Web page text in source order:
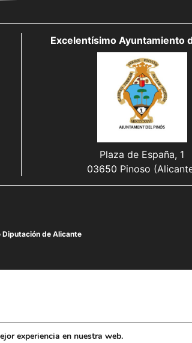
Excelentísimo Ayuntamiento
Plaza de España, 1
03650 Pinoso
de Alicante
experiencia en nuestra web.